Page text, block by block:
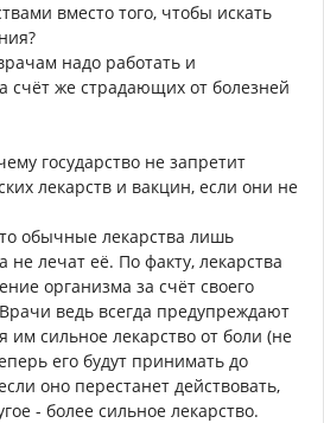
вместо того, чтобы искать
надо работать и
счёт же страдающих от болезней
государство не запретит
лекарств и вакцин, если они не
обычные лекарства лишь
не лечат её. По факту, лекарства
организма за счёт своего
ведь всегда предупреждают
им сильное лекарство от боли (не
его будут принимать до
оно перестанет действовать,
- более сильное лекарство.